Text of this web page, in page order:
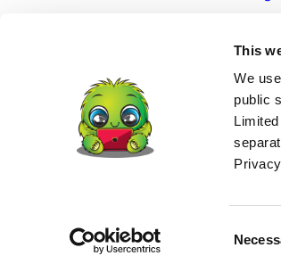
This
We
public
गोपनीयता नीति Age
© 2026 Junga LLC. सर्वाधिकार सुरक्षित.
अस्वीकरण: junga.co कोई चिकित्सा उपकरण नहीं है